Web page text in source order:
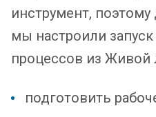
инструмент,
мы настроили
процессов из Живой
подготовить